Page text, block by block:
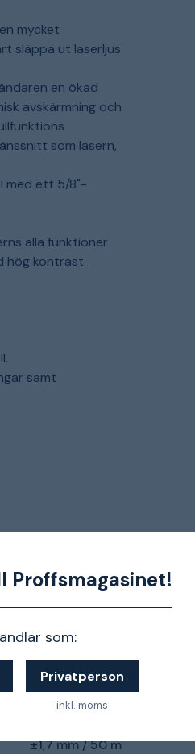
Proffsmagasinet!
som:
Privatperson
inkl. moms
mycket
släppa ut laserljus
en ökad
avskärmning och
som lasern,
med ett 5/8"-
alla funktioner
hög kontrast.
samt
±1,7 mm / 50 m